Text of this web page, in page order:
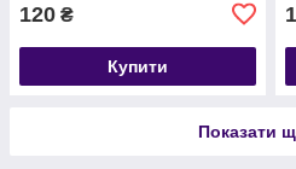
120 ₴
Купити
Показати